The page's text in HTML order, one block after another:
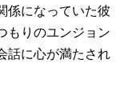
係になっていた彼
もりのユンジョン
話に心が満たされ